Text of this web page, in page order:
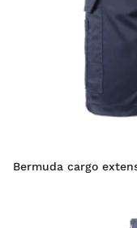
Bermuda cargo